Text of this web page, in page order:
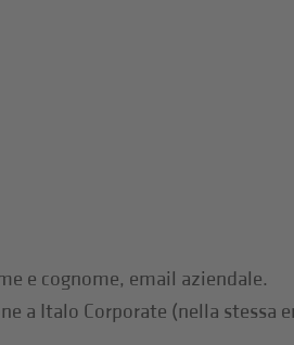
e cognome, email aziendale.
a Italo Corporate (nella stessa